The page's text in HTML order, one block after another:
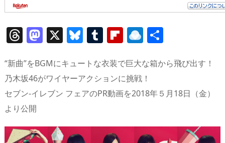
T
re
a
d
s
M
st
o
d
n
X Bl
e
sk
y
T
m
bl
r
Fl
b
o
ar
R
n
d
ro
io
“新曲”をBGMにキュートな衣装で巨大な箱から飛び出す！
乃木坂46がワイヤーアクションに挑戦！
セブン‐イレブン フェアのPR動画を2018年５月18日（金）
より公開